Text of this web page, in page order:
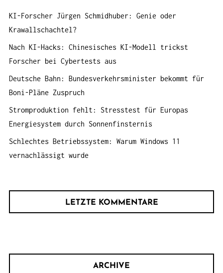
a
c
h
:
KI-Forscher Jürgen Schmidhuber: Genie oder
Krawallschachtel?
Nach KI-Hacks: Chinesisches KI-Modell trickst
Forscher bei Cybertests aus
Deutsche Bahn: Bundesverkehrsminister bekommt für
Boni-Pläne Zuspruch
Stromproduktion fehlt: Stresstest für Europas
Energiesystem durch Sonnenfinsternis
Schlechtes Betriebssystem: Warum Windows 11
vernachlässigt wurde
LETZTE KOMMENTARE
ARCHIVE